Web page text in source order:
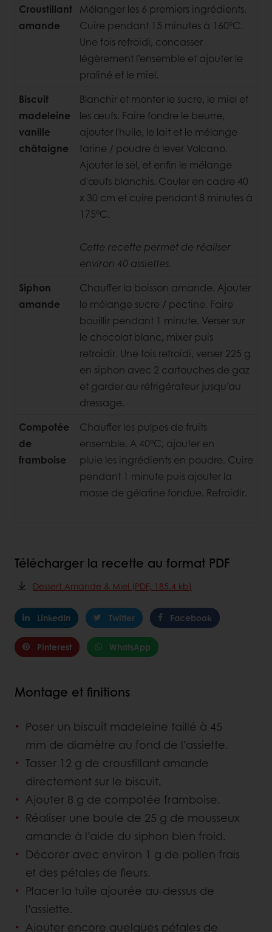
Croustillant
amande
Mélanger les 6 premiers ingrédients.
Cuire pendant 15 minutes à 160°C.
Une fois refroidi, concasser
légèrement l’ensemble et ajouter le
praliné et le miel.
Biscuit
madeleine
vanille
châtaigne
Blanchir et monter le sucre, le miel et
les œufs. Faire fondre le beurre,
ajouter l'huile, le lait et le mélange
farine / poudre à lever Volcano.
Ajouter le sel, et enfin le mélange
d'œufs blanchis. Couler en cadre 40
x 30 cm et cuire pendant 8 minutes à
175°C.
Cette recette permet de réaliser
environ 40 assiettes.
Siphon
amande
Chauffer la boisson amande. Ajouter
le mélange sucre / pectine. Faire
bouillir pendant 1 minute. Verser sur
le chocolat blanc, mixer puis
refroidir. Une fois refroidi, verser 225 g
en siphon avec 2 cartouches de gaz
et garder au réfrigérateur jusqu’au
dressage.
Compotée
de
framboise
Chauffer les pulpes de fruits
ensemble. A 40°C, ajouter en
pluie les ingrédients en poudre. Cuire
pendant 1 minute puis ajouter la
masse de gélatine fondue. Refroidir.
Télécharger la recette au format PDF
Dessert Amande & Miel (PDF, 185.4 kb)
LinkedIn Twitter Facebook
Pinterest WhatsApp
Montage et finitions
Poser un biscuit madeleine taillé à 45
mm de diamètre au fond de l’assiette.
Tasser 12 g de croustillant amande
directement sur le biscuit.
Ajouter 8 g de compotée framboise.
Réaliser une boule de 25 g de mousseux
amande à l’aide du siphon bien froid.
Décorer avec environ 1 g de pollen frais
et des pétales de fleurs.
Placer la tuile ajourée au-dessus de
l’assiette.
Ajouter encore quelques pétales de